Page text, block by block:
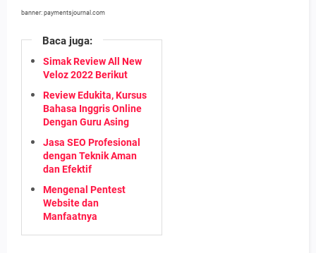
banner: paymentsjournal.com
Baca juga:
Simak Review All New
Veloz 2022 Berikut
Review Edukita, Kursus
Bahasa Inggris Online
Dengan Guru Asing
Jasa SEO Profesional
dengan Teknik Aman
dan Efektif
Mengenal Pentest
Website dan
Manfaatnya